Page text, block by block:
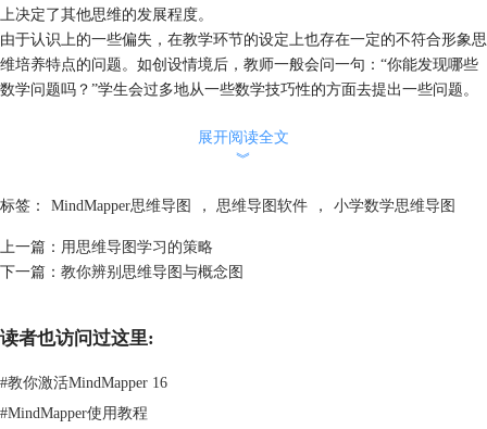
上决定了其他思维的发展程度。
由于认识上的一些偏失，在教学环节的设定上也存在一定的不符合形象思
维培养特点的问题。如创设情境后，教师一般会问一句：“你能发现哪些
数学问题吗？”学生会过多地从一些数学技巧性的方面去提出一些问题。
形象思维是凭借头脑中已储存的表象进行的思维。而“每一种进入大脑的
表象，而这一表象就可以成为一个思考中心，并由此中心向外发散出成千
上万的挂勾，每一个挂勾代表与中心主题的一个连结，而每一个连结又可
以成为另一个中心主题，再向外发散出成千上万的挂勾……这些挂勾连结
以这一“数据库”的储存方式和组织结构和思维导图的“构图”方式不谋而
“在英国、美国、澳大利亚、新加坡等国家的教育领域有广泛应用，在提
高教学效果方面成效显著。”同时思维导图的可创造性和可延伸性对学生
展开阅读全文
︾
标签： MindMapper思维导图 ， 思维导图软件 ， 小学数学思维导图
上一篇： 用思维导图学习的策略
下一篇： 教你辨别思维导图与概念图
读者也访问过这里:
#教你激活MindMapper 16
#MindMapper使用教程